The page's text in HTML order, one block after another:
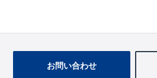
お問い合わせ